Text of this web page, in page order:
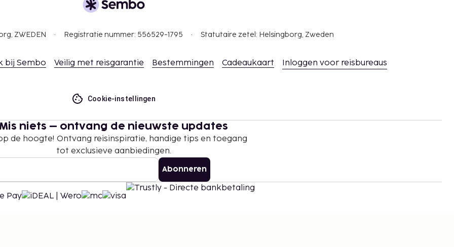
ZWEDEN Registratie nummer: 556529-1795 Statutaire zetel: Helsingborg, Zweden
bij Sembo Veilig met reisgarantie Bestemmingen Cadeaukaart Inloggen voor reisbureaus
Cookie-instellingen
Mis niets – ontvang de nieuwste updates
de hoogte! Ontvang reisinspiratie, handige tips en toegang
tot exclusieve aanbiedingen.
Abonneren